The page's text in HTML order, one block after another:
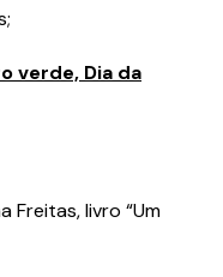
verde, Dia da
livro “Um